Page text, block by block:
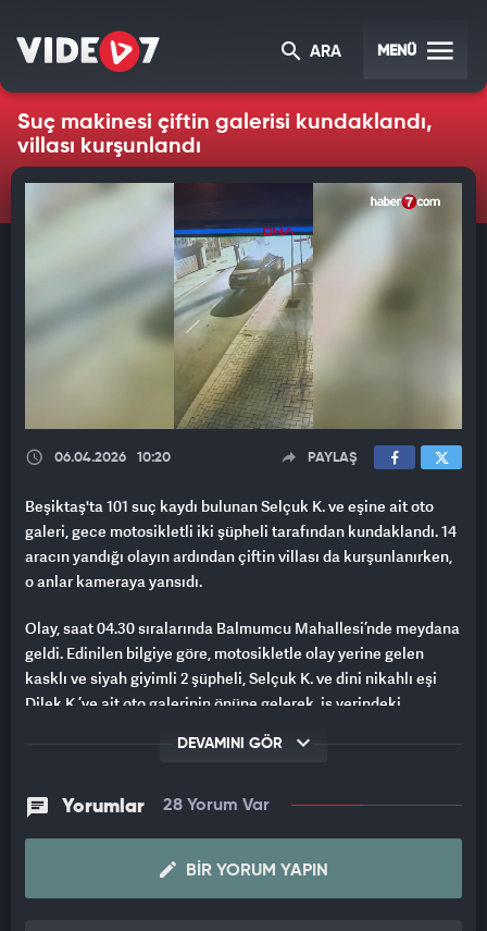
ARA MENÜ
Suç makinesi çiftin galerisi kundaklandı,
villası kurşunlandı
06.04.2026 10:20 PAYLAŞ
Beşiktaş'ta 101 suç kaydı bulunan Selçuk K. ve eşine ait oto
galeri, gece motosikletli iki şüpheli tarafından kundaklandı. 14
aracın yandığı olayın ardından çiftin villası da kurşunlanırken,
o anlar kameraya yansıdı.
Olay, saat 04.30 sıralarında Balmumcu Mahallesi’nde meydana
geldi. Edinilen bilgiye göre, motosikletle olay yerine gelen
kasklı ve siyah giyimli 2 şüpheli, Selçuk K. ve dini nikahlı eşi
Dilek K.’ye ait oto galerinin önüne gelerek, iş yerindeki
alevler park halindeki 14 aracı sardı. İhbar üzerine olay yerine
AYNI ŞÜPHELİLER BU KEZ VİLLAYA ATEŞ AÇTI
Kundaklama olayının ardından aynı şüphelilerin bu kez Levent
Mahallesi’ndeki çifte ait villaya gittiği belirlendi. Şüpheliler,
DEVAMINI GÖR
Yorumlar 28 Yorum Var
BIR YORUM YAPIN